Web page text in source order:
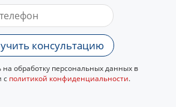
консультацию
обработку персональных данных в
с политикой конфиденциальности.